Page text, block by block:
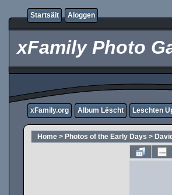
Startsäit Aloggen
xFamily Photo
xFamily.org Album Lëscht Leschten
Home > Photos of the Early Days >